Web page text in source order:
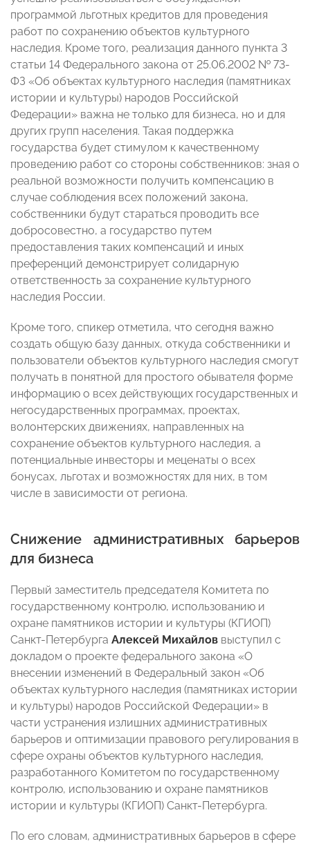
программой льготных кредитов для проведения
работ по сохранению объектов культурного
наследия. Кроме того, реализация данного пункта 3
статьи 14 Федерального закона от 25.06.2002 № 73-
ФЗ «Об объектах культурного наследия (памятниках
истории и культуры) народов Российской
Федерации» важна не только для бизнеса, но и для
других групп населения. Такая поддержка
государства будет стимулом к качественному
проведению работ со стороны собственников: зная о
реальной возможности получить компенсацию в
случае соблюдения всех положений закона,
собственники будут стараться проводить все
добросовестно, а государство путем
предоставления таких компенсаций и иных
преференций демонстрирует солидарную
ответственность за сохранение культурного
наследия России.
Кроме того, спикер отметила, что сегодня важно
создать общую базу данных, откуда собственники и
пользователи объектов культурного наследия смогут
получать в понятной для простого обывателя форме
информацию о всех действующих государственных и
негосударственных программах, проектах,
волонтерских движениях, направленных на
сохранение объектов культурного наследия, а
потенциальные инвесторы и меценаты о всех
бонусах, льготах и возможностях для них, в том
числе в зависимости от региона.
Снижение административных барьеров
для бизнеса
Первый заместитель председателя Комитета по
государственному контролю, использованию и
охране памятников истории и культуры (КГИОП)
Санкт-Петербурга Алексей Михайлов выступил с
докладом о проекте федерального закона «О
внесении изменений в Федеральный закон «Об
объектах культурного наследия (памятниках истории
и культуры) народов Российской Федерации» в
части устранения излишних административных
барьеров и оптимизации правового регулирования в
сфере охраны объектов культурного наследия,
разработанного Комитетом по государственному
контролю, использованию и охране памятников
истории и культуры (КГИОП) Санкт-Петербурга.
По его словам, административных барьеров в сфере